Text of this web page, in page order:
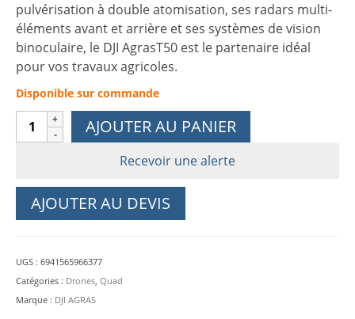
pulvérisation à double atomisation, ses radars multi-
éléments avant et arrière et ses systèmes de vision
binoculaire, le DJI AgrasT50 est le partenaire idéal
pour vos travaux agricoles.
Disponible sur commande
quantité
de
T50
AJOUTER AU PANIER
Recevoir une alerte
AJOUTER AU DEVIS
UGS : 6941565966377
Catégories : Drones, Quad
Marque : DJI AGRAS